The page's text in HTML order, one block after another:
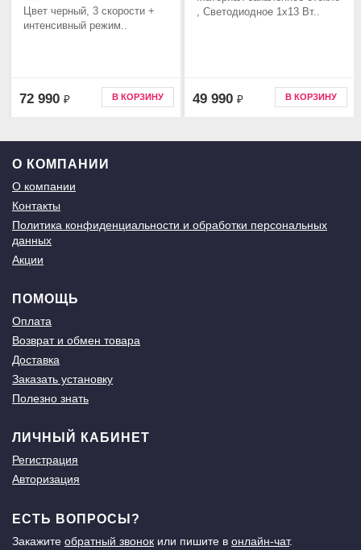
Цвет черный, 3 скорости +
интенсивный режим..
72 990 ₽ В КОРЗИНУ
, Светодиодное 1х13 Вт..
49 990 ₽ В КОРЗИНУ
О КОМПАНИИ
О компании
Контакты
Политика конфиденциальности и обработки персональных
данных
Акции
ПОМОЩЬ
Оплата
Возврат и обмен товара
Доставка
Заказать установку
Полезно знать
ЛИЧНЫЙ КАБИНЕТ
Регистрация
Авторизация
ЕСТЬ ВОПРОСЫ?
Закажите обратный звонок или пишите в онлайн-чат.